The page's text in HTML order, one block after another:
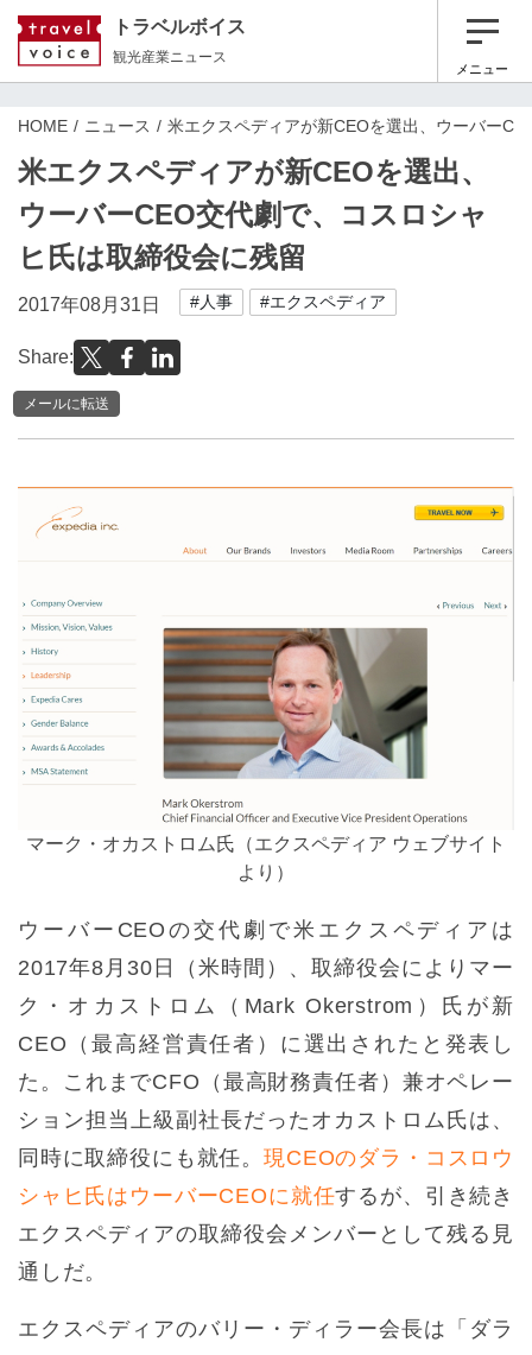
トラベルボイス
観光産業ニュース
メニュー
HOME ニュース 米エクスペディアが新CEOを選出、ウーバー
米エクスペディアが新CEOを選出、
ウーバーCEO交代劇で、コスロシャ
ヒ氏は取締役会に残留
2017年08月31日 #人事 #エクスペディア
Share:
メールに転送
マーク・オカストロム氏（エクスペディア ウェブサイト
より）
ウーバーCEOの交代劇で米エクスペディアは
2017年8月30日（米時間）、取締役会によりマー
ク・オカストロム（Mark Okerstrom）氏が新
CEO（最高経営責任者）に選出されたと発表し
た。これまでCFO（最高財務責任者）兼オペレー
ション担当上級副社長だったオカストロム氏は、
同時に取締役にも就任。現CEOのダラ・コスロウ
シャヒ氏はウーバーCEOに就任するが、引き続き
エクスペディアの取締役会メンバーとして残る見
通しだ。
エクスペディアのバリー・ディラー会長は「ダラ